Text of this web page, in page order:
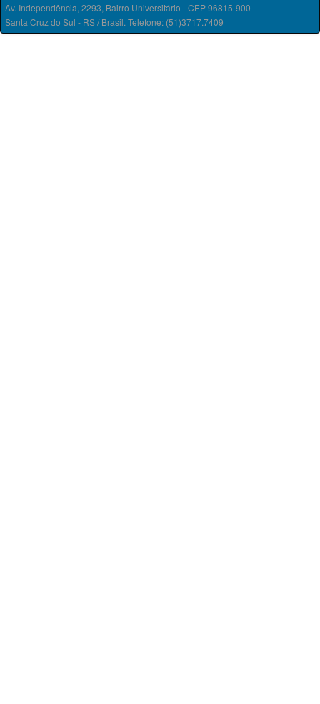
Av. Independência, 2293, Bairro Universitário - CEP 96815-900
Santa Cruz do Sul - RS / Brasil. Telefone: (51)3717.7409